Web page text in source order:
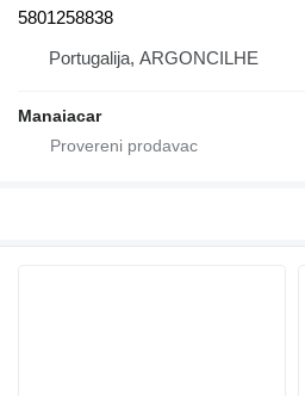
5801258838
Portugalija, ARGONCILHE
Manaiacar